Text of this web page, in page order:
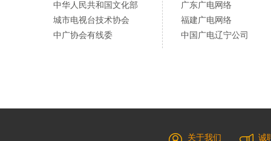
中华人民共和国文化部
城市电视台技术协会
中广协会有线委
广东广电网络
福建广电网络
中国广电辽宁公司
关于我们 诚